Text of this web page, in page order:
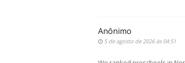
Anônimo
5 de agosto de 2026 às 04:51